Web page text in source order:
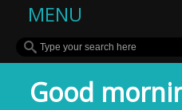
MENU
Good